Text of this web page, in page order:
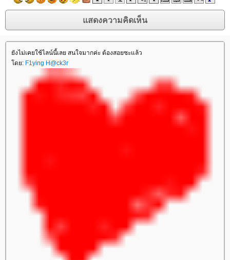
ยังไม่เคยใช้ไลน์นี้เลย สนใจมากค่ะ ต้องสอยซะแล้ว
โดย: F1ying H@ck3r